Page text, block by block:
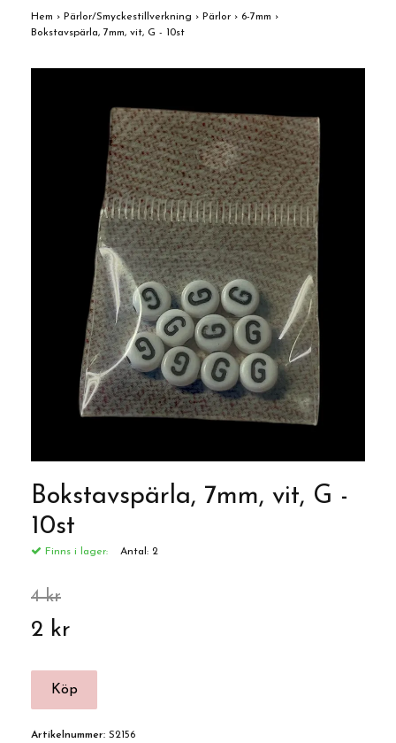
Hem › Pärlor/Smyckestillverkning › Pärlor › 6-7mm ›
Bokstavspärla, 7mm, vit, G - 10st
Bokstavspärla, 7mm, vit, G -
10st
Finns i lager: Antal: 2
4 kr
2 kr
Artikelnummer: S2156